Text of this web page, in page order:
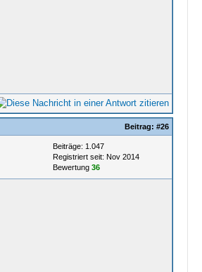
Beitrag: #26
Beiträge: 1.047
Registriert seit: Nov 2014
Bewertung 36